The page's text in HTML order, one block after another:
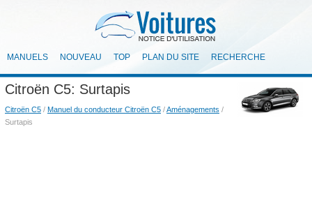
MANUELS NOUVEAU TOP PLAN DU SITE RECHERCHE
Citroën C5: Surtapis
Citroën C5 / Manuel du conducteur Citroën C5 /Aménagements /
Surtapis